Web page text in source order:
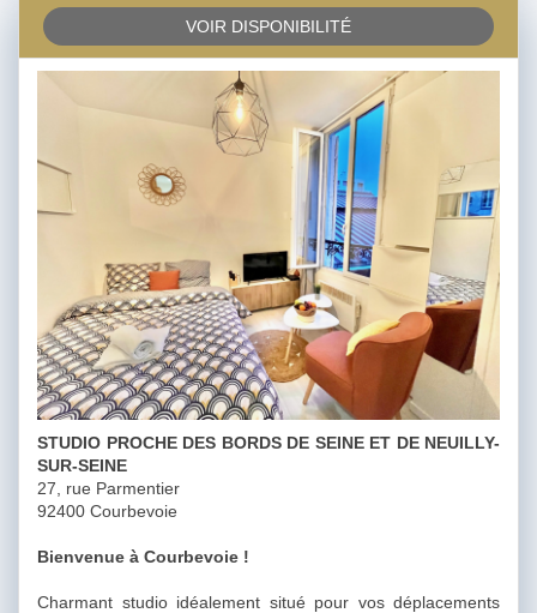
VOIR DISPONIBILITÉ
STUDIO PROCHE DES BORDS DE SEINE ET DE NEUILLY-
SUR-SEINE
27, rue Parmentier
92400 Courbevoie
Bienvenue à Courbevoie !
Charmant studio idéalement situé pour vos déplacements